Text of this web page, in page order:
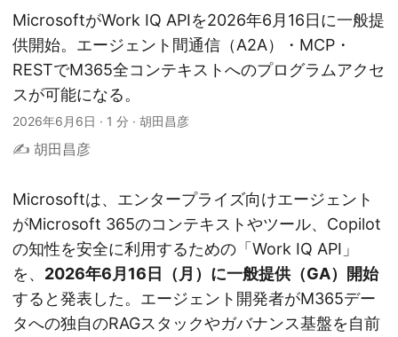
MicrosoftがWork IQ APIを2026年6月16日に一般提
供開始。エージェント間通信（A2A）・MCP・
RESTでM365全コンテキストへのプログラムアクセ
スが可能になる。
2026年6月6日 · 1 分 · 胡田昌彦
✍️ 胡田昌彦
Microsoftは、エンタープライズ向けエージェント
がMicrosoft 365のコンテキストやツール、Copilot
の知性を安全に利用するための「Work IQ API」
を、 2026年6月16日（月）に一般提供（GA）開始
すると発表した。エージェント開発者がM365デー
タへの独自のRAGスタックやガバナンス基盤を自前